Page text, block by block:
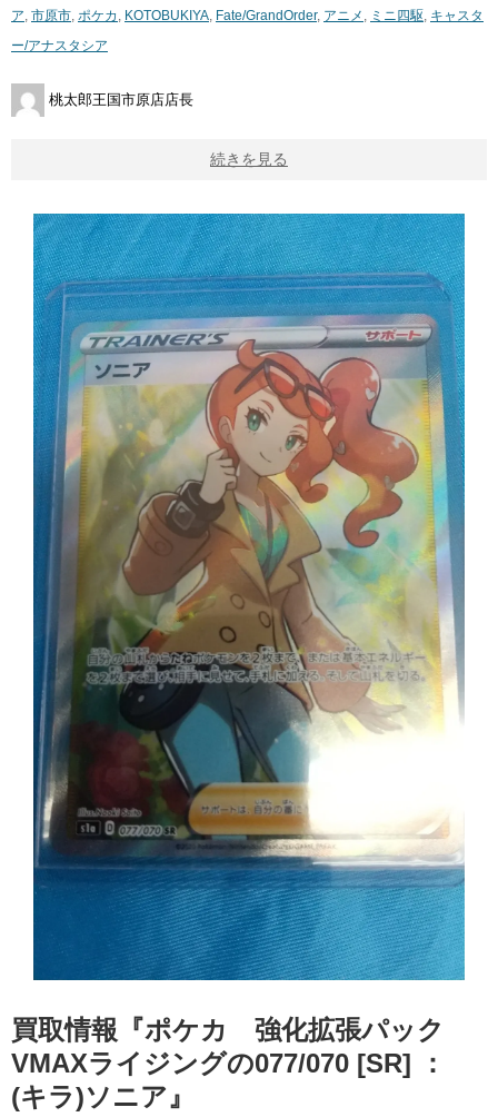
ア 市原市 ポケカ KOTOBUKIYA Fate/GrandOrder, アニメ ミニ四駆 キャスタ
ー/アナスタシア
桃太郎王国市原店店長
続きを見る
買取情報『ポケカ 強化拡張パック
VMAXライジングの077/070 ​[SR] ​： ​
(キラ)ソニア』